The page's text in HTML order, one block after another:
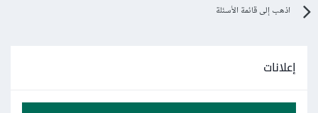
اذهب إلى قائمة الأسئلة
إعلانات